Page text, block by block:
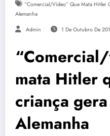
“Comercial/vídeo” Que Mata Hitler
Alemanha
Admin 1 De Outubro De
mata Hitler
criança
Alemanha